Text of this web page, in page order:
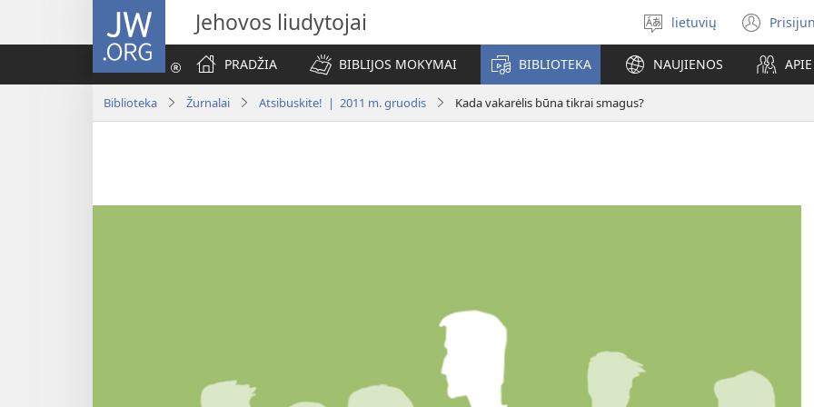
JW.ORG Jehovos liudytojai
Pasirinkite
kalbą
lietuvių
PRADŽIA
BIBLIJOS MOKYMAI BIBLIOTEKA NAUJIENOS
Biblioteka Žurnalai Atsibuskite! | 2011 m. gruodis Kada vakarėlis būna tikrai smagus?